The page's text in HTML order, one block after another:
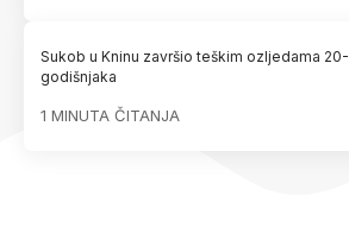
Sukob u Kninu završio teškim ozljedama 20-
godišnjaka
1 MINUTA ČITANJA